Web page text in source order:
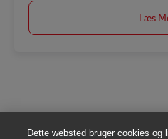
Læs
Dette websted bruger cookies og